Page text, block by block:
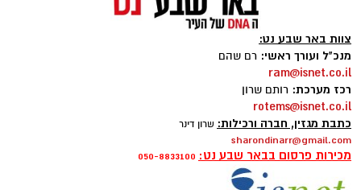
צוות באר שבע נט:
מנכ"ל ועורך ראשי: רם שהם
ram@isnet.co.il
רכז מערכת: רותם שרון
rotems@isnet.co.il
כתבת מגזין, חברה ורכילות: שרון דינר
sharondinarr@gmail.com
מכירות פרסום בבאר שבע נט: 050-8833100